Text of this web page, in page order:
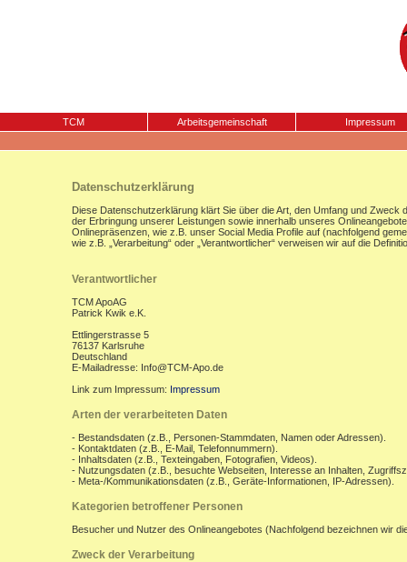
TCM Arbeitsgemeinschaft Impressum
Datenschutzerklärung
Diese Datenschutzerklärung klärt Sie über die Art, den Umfang und
der Erbringung unserer Leistungen sowie innerhalb unseres
Onlinepräsenzen, wie z.B. unser Social Media Profile auf (nachfolgend
wie z.B. „Verarbeitung“ oder „Verantwortlicher“ verweisen wir auf die
Verantwortlicher
TCM ApoAG
Patrick Kwik e.K.
Ettlingerstrasse 5
76137 Karlsruhe
Deutschland
E-Mailadresse: Info@TCM-Apo.de
Link zum Impressum: Impressum
Arten der verarbeiteten Daten
- Bestandsdaten (z.B., Personen-Stammdaten, Namen oder Adressen).
- Kontaktdaten (z.B., E-Mail, Telefonnummern).
- Inhaltsdaten (z.B., Texteingaben, Fotografien, Videos).
- Nutzungsdaten (z.B., besuchte Webseiten, Interesse an Inhalten,
- Meta-/Kommunikationsdaten (z.B., Geräte-Informationen, IP-Adressen).
Kategorien betroffener Personen
Besucher und Nutzer des Onlineangebotes (Nachfolgend bezeichnen wir
Zweck der Verarbeitung